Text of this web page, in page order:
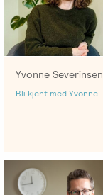
Yvonne Severinsen
Bli kjent med Yvonne